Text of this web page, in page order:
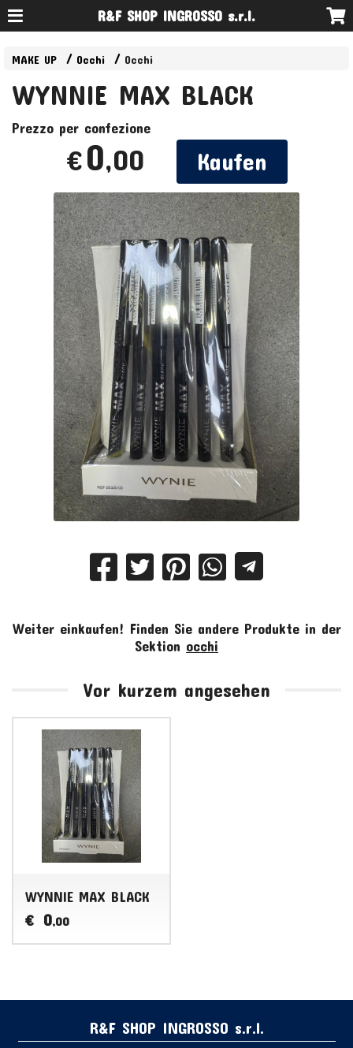
R&F SHOP INGROSSO s.r.l.
MAKE UP Occhi Occhi
WYNNIE MAX BLACK
Prezzo per confezione
€0,00 Kaufen
Weiter einkaufen! Finden Sie andere Produkte in der
Sektion occhi
Vor kurzem angesehen
WYNNIE MAX BLACK
€ 0,00
R&F SHOP INGROSSO s.r.l.